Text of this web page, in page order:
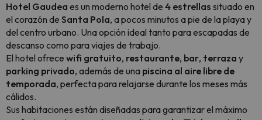
Hotel Gaudea es un moderno hotel de 4 estrellas situado en
el corazón de Santa Pola, a pocos minutos a pie de la playa y
del centro urbano. Una opción ideal tanto para escapadas de
descanso como para viajes de trabajo.
El hotel ofrece wifi gratuito, restaurante, bar, terraza y
parking privado, además de una piscina al aire libre de
temporada, perfecta para relajarse durante los meses más
cálidos.
Sus habitaciones están diseñadas para garantizar el máximo